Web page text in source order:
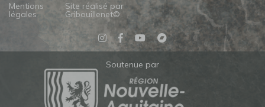
Mentions
légales
Site réalisé par
Gribouillenet©
Soutenue par